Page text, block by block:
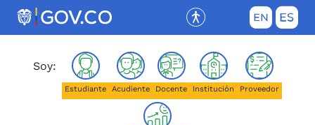
Saltar al contenido principal
(Este enlace abrirá una nueva
Soy:
Estudiante Acudiente Docente Institución Proveedor